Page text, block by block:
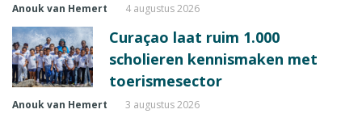
Anouk van Hemert 4 augustus 2026
Curaçao laat ruim 1.000
scholieren kennismaken met
toerismesector
Anouk van Hemert 3 augustus 2026